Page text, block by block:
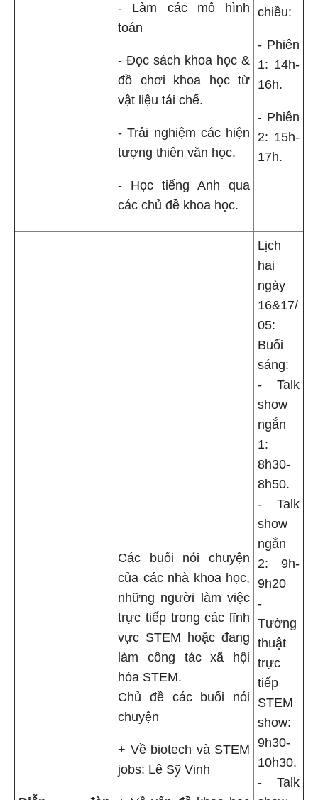
- Làm các mô hình
toán
- Đọc sách khoa học &
đồ chơi khoa học từ
vật liệu tái chế.
- Trải nghiệm các hiện
tượng thiên văn học.
- Học tiếng Anh qua
các chủ đề khoa học.
chiều:
- Phiên
1: 14h-
16h.
- Phiên
2: 15h-
17h.
Các buổi nói chuyện
của các nhà khoa học,
những người làm việc
trực tiếp trong các lĩnh
vực STEM hoặc đang
làm công tác xã hội
hóa STEM.
Chủ đề các buổi nói
chuyện
+ Về biotech và STEM
jobs: Lê Sỹ Vinh
Lịch
hai
ngày
16&17/
05:
Buổi
sáng:
- Talk
show
ngắn
1:
8h30-
8h50.
- Talk
show
ngắn
2: 9h-
9h20
-
Tường
thuật
trực
tiếp
STEM
show:
9h30-
10h30.
- Talk